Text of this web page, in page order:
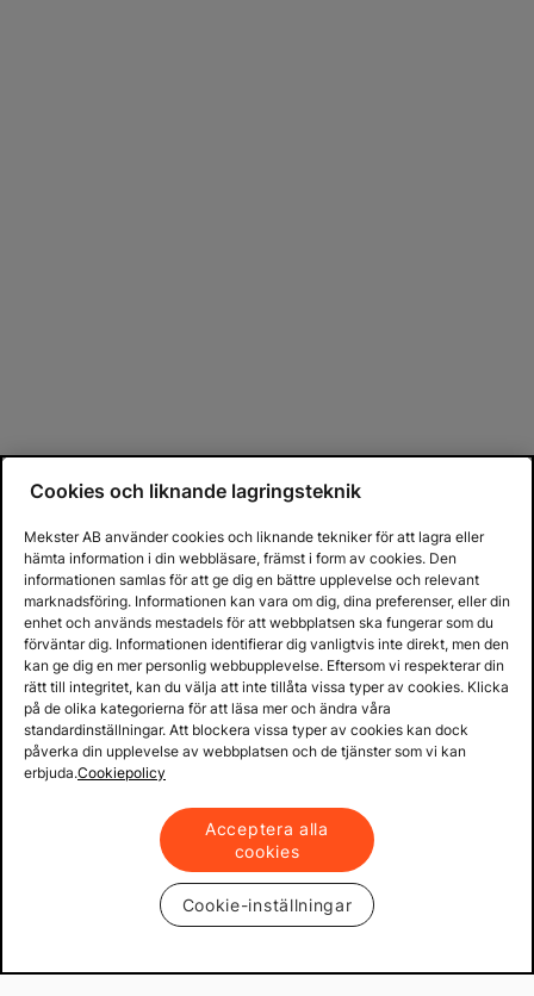
Cookies och liknande lagringsteknik
Mekster AB använder cookies och liknande tekniker för att lagra eller
hämta information i din webbläsare, främst i form av cookies. Den
informationen samlas för att ge dig en bättre upplevelse och relevant
marknadsföring. Informationen kan vara om dig, dina preferenser, eller din
enhet och används mestadels för att webbplatsen ska fungerar som du
förväntar dig. Informationen identifierar dig vanligtvis inte direkt, men den
kan ge dig en mer personlig webbupplevelse. Eftersom vi respekterar din
rätt till integritet, kan du välja att inte tillåta vissa typer av cookies. Klicka
på de olika kategorierna för att läsa mer och ändra våra
standardinställningar. Att blockera vissa typer av cookies kan dock
påverka din upplevelse av webbplatsen och de tjänster som vi kan
erbjuda.Cookiepolicy
Acceptera alla
cookies
Cookie-inställningar